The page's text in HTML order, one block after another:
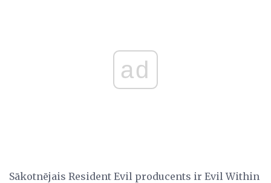
ad
Sākotnējais Resident Evil producents ir Evil Within